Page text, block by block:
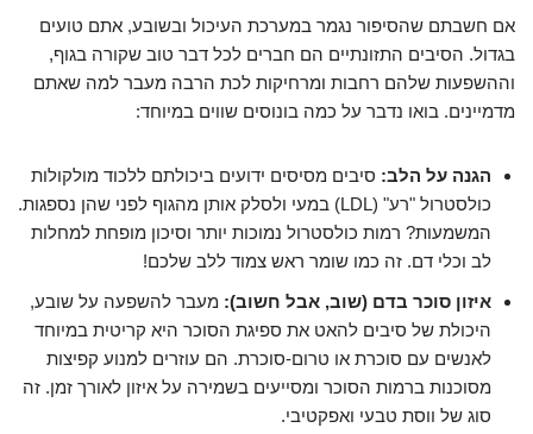
אם חשבתם שהסיפור נגמר במערכת העיכול ובשובע, אתם טועים
בגדול. הסיבים התזונתיים הם חברים לכל דבר טוב שקורה בגוף,
וההשפעות שלהם רחבות ומרחיקות לכת הרבה מעבר למה שאתם
מדמיינים. בואו נדבר על כמה בונוסים שווים במיוחד:
הגנה על הלב: סיבים מסיסים ידועים ביכולתם ללכוד מולקולות
כולסטרול "רע" (LDL) במעי ולסלק אותן מהגוף לפני שהן נספגות.
המשמעות? רמות כולסטרול נמוכות יותר וסיכון מופחת למחלות
לב וכלי דם. זה כמו שומר ראש צמוד ללב שלכם!
איזון סוכר בדם (שוב, אבל חשוב): מעבר להשפעה על שובע,
היכולת של סיבים להאט את ספיגת הסוכר היא קריטית במיוחד
לאנשים עם סוכרת או טרום-סוכרת. הם עוזרים למנוע קפיצות
מסוכנות ברמות הסוכר ומסייעים בשמירה על איזון לאורך זמן. זה
סוג של ווסת טבעי ואפקטיבי.